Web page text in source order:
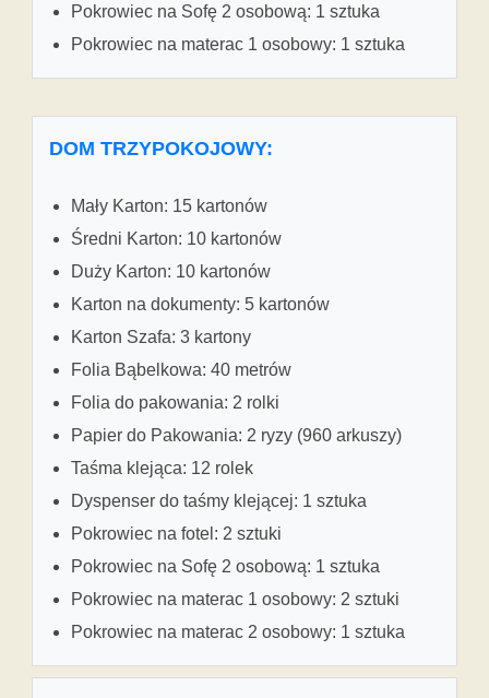
Pokrowiec na Sofę 2 osobową: 1 sztuka
Pokrowiec na materac 1 osobowy: 1 sztuka
DOM TRZYPOKOJOWY:
Mały Karton: 15 kartonów
Średni Karton: 10 kartonów
Duży Karton: 10 kartonów
Karton na dokumenty: 5 kartonów
Karton Szafa: 3 kartony
Folia Bąbelkowa: 40 metrów
Folia do pakowania: 2 rolki
Papier do Pakowania: 2 ryzy (960 arkuszy)
Taśma klejąca: 12 rolek
Dyspenser do taśmy klejącej: 1 sztuka
Pokrowiec na fotel: 2 sztuki
Pokrowiec na Sofę 2 osobową: 1 sztuka
Pokrowiec na materac 1 osobowy: 2 sztuki
Pokrowiec na materac 2 osobowy: 1 sztuka